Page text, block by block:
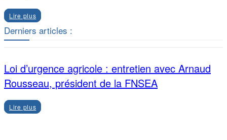
Lire plus
Derniers articles :
Loi d’urgence agricole : entretien avec Arnaud
Rousseau, président de la FNSEA
Lire plus